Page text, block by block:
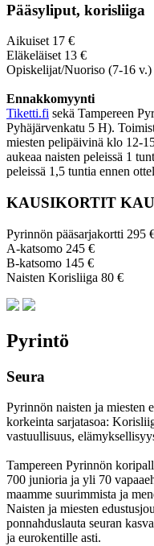
Pääsyliput, korisliiga
Aikuiset 17 €
Eläkeläiset 13 €
Opiskelijat/Nuoriso (7-16 v.)
Ennakkomyynti
Tiketti.fi sekä Tampereen
Pyhäjärvenkatu 5 H).
miesten pelipäivinä klo 12-
aukeaa naisten peleissä 1
peleissä 1,5 tuntia ennen
KAUSIKORTIT
Pyrinnön pääsarjakortti 295
A-katsomo 245 €
B-katsomo 145 €
Naisten Korisliiga 80 €
Pyrintö
Seura
Pyrinnön naisten ja miesten
korkeinta sarjatasoa:
vastuul­lisuus,
Tampereen Pyrinnön
700 junioria ja yli 70
maamme suurim­mista ja
Naisten ja miesten
ponnahdus­lauta seuran
ja euro­kentille asti.